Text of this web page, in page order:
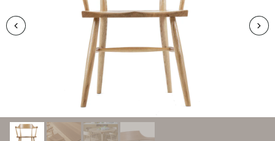
SHOP INFO
NAKAGAWA
MEITO
名東店
オーダーメイド
CONTACT
お問い合わせ
PRIVACY POLICY
プライバシーポリシー
TRANSACTION